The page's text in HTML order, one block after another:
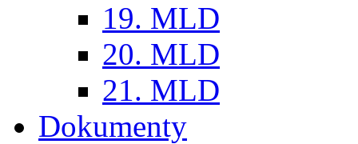
19. MLD
20. MLD
21. MLD
Dokumenty